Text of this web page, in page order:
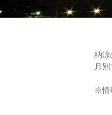
納涼
月
※情